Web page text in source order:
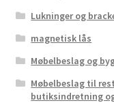
Lukninger og
magnetisk lås
Møbelbeslag og
Møbelbeslag til
butiksindretning